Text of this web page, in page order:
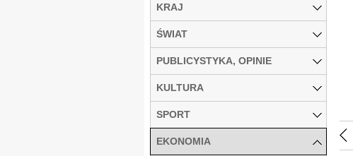
KRAJ
ŚWIAT
PUBLICYSTYKA, OPINIE
KULTURA
SPORT
EKONOMIA